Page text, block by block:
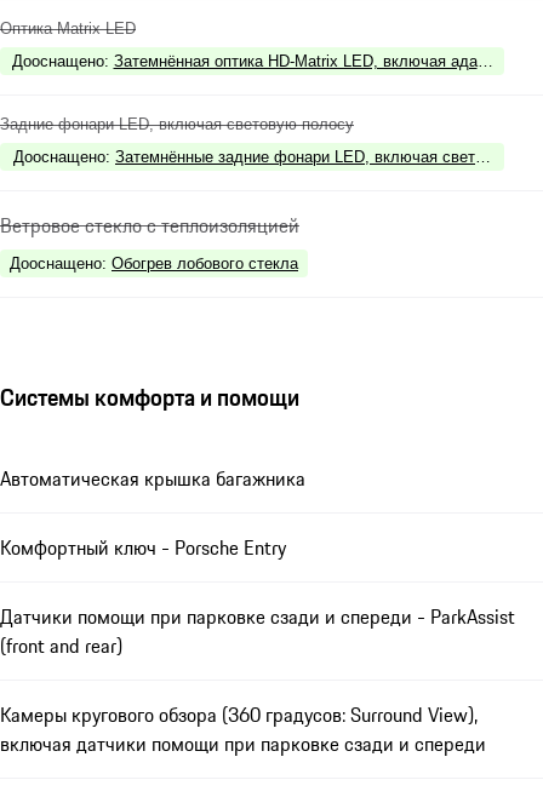
Оптика Matrix LED
Дооснащено: Затемнённая оптика HD-Matrix LED, включая
Задние фонари LED, включая световую полосу
Дооснащено: Затемнённые задние фонари LED, включая световую
Ветровое стекло с теплоизоляцией
Дооснащено: Обогрев лобового стекла
Системы комфорта и помощи
Автоматическая крышка багажника
Комфортный ключ - Porsche Entry
Датчики помощи при парковке сзади и спереди - ParkAssist
(front and rear)
Камеры кругового обзора (360 градусов: Surround View),
включая датчики помощи при парковке сзади и спереди